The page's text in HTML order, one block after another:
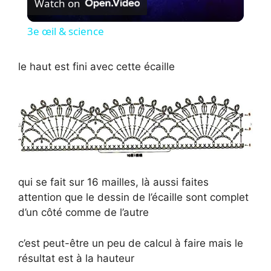
i
d
e
o
Watch on
3e œil & science
le haut est fini avec cette écaille
qui se fait sur 16 mailles, là aussi faites
attention que le dessin de l’écaille sont complet
d’un côté comme de l’autre
c’est peut-être un peu de calcul à faire mais le
résultat est à la hauteur